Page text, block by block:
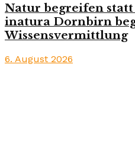
Natur begreifen
inatura Dornbirn
Wissensvermittlung
6. August 2026